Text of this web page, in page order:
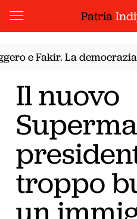
Patria
Fakir. La democrazia non è
Il nuovo
troppo